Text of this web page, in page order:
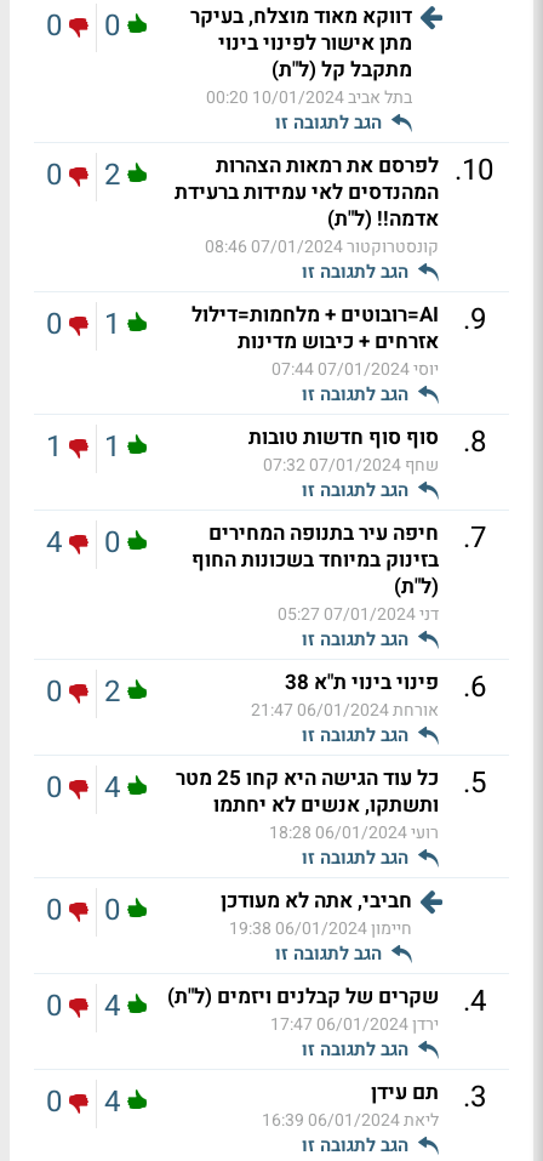
דווקא מאוד מוצלח, בעיקר
מתן אישור לפינוי בינוי
מתקבל קל (ל"ת)
בתל אביב10/01/2024 00:20
הגב לתגובה זו
0
0
10
. לפרסם את רמאות הצהרות
המהנדסים לאי עמידות ברעידת
אדמה!! (ל"ת)
קונסטרוקטור07/01/2024 08:46
הגב לתגובה זו
2
0
9
.
AI=רובוטים + מלחמות=דילול
אזרחים + כיבוש מדינות
יוסי07/01/2024 07:44
הגב לתגובה זו
1
0
8
. סוף סוף חדשות טובות
שחף07/01/2024 07:32
הגב לתגובה זו
1
1
7
.
חיפה עיר בתנופה המחירים
בזינוק במיוחד בשכונות החוף
(ל"ת)
דני07/01/2024 05:27
הגב לתגובה זו
0
4
6
. פינוי בינוי ת"א 38
אורחת06/01/2024 21:47
הגב לתגובה זו
2
0
5
.
כל עוד הגישה היא קחו 25 מטר
ותשתקו, אנשים לא יחתמו
רועי06/01/2024 18:28
הגב לתגובה זו
4
0
חביבי, אתה לא מעודכן
חיימון06/01/2024 19:38
הגב לתגובה זו
0
0
4
. שקרים של קבלנים ויזמים (ל"ת)
ירדן06/01/2024 17:47
הגב לתגובה זו
4
0
3
. תם עידן
ליאת06/01/2024 16:39
הגב לתגובה זו
4
0